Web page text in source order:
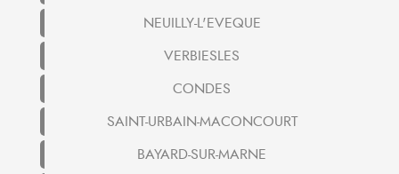
NEUILLY-L'EVEQUE
VERBIESLES
CONDES
SAINT-URBAIN-MACONCOURT
BAYARD-SUR-MARNE